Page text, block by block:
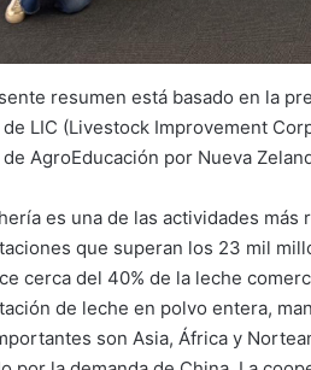
resumen está basado en la
de LIC (Livestock Improvement
AgroEducación por Nueva
es una de las actividades
que superan los 23 mil
cerca del 40% de la leche
de leche en polvo entera,
son Asia, África y